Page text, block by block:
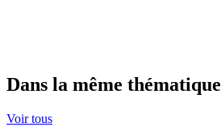
Dans la même thématique
Voir tous